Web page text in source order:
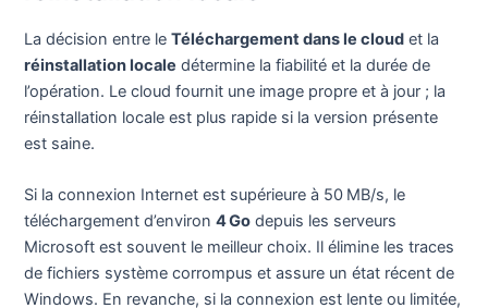
La décision entre leTéléchargement dans le cloud et la
réinstallation locale détermine la fiabilité et la durée de
l’opération. Le cloud fournit une image propre et à jour ; la
réinstallation locale est plus rapide si la version présente
est saine.
Si la connexion Internet est supérieure à 50 MB/s, le
téléchargement d’environ4 Go depuis les serveurs
Microsoft est souvent le meilleur choix. Il élimine les traces
de fichiers système corrompus et assure un état récent de
Windows. En revanche, si la connexion est lente ou limitée,